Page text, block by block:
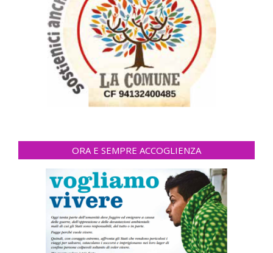
ORA E SEMPRE ACCOGLIENZA